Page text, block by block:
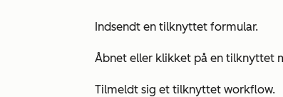
Indsendt en tilknyttet formular.
Åbnet eller klikket på en tilknyttet
Tilmeldt sig et tilknyttet workflow.